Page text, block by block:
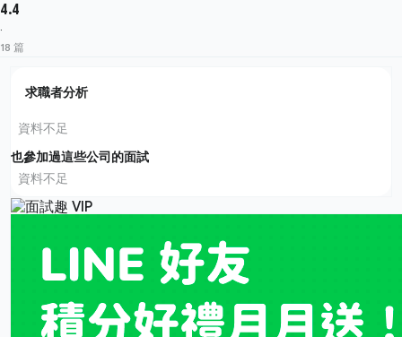
4.4
·
18 篇
求職者分析
資料不足
也參加過這些公司的面試
資料不足